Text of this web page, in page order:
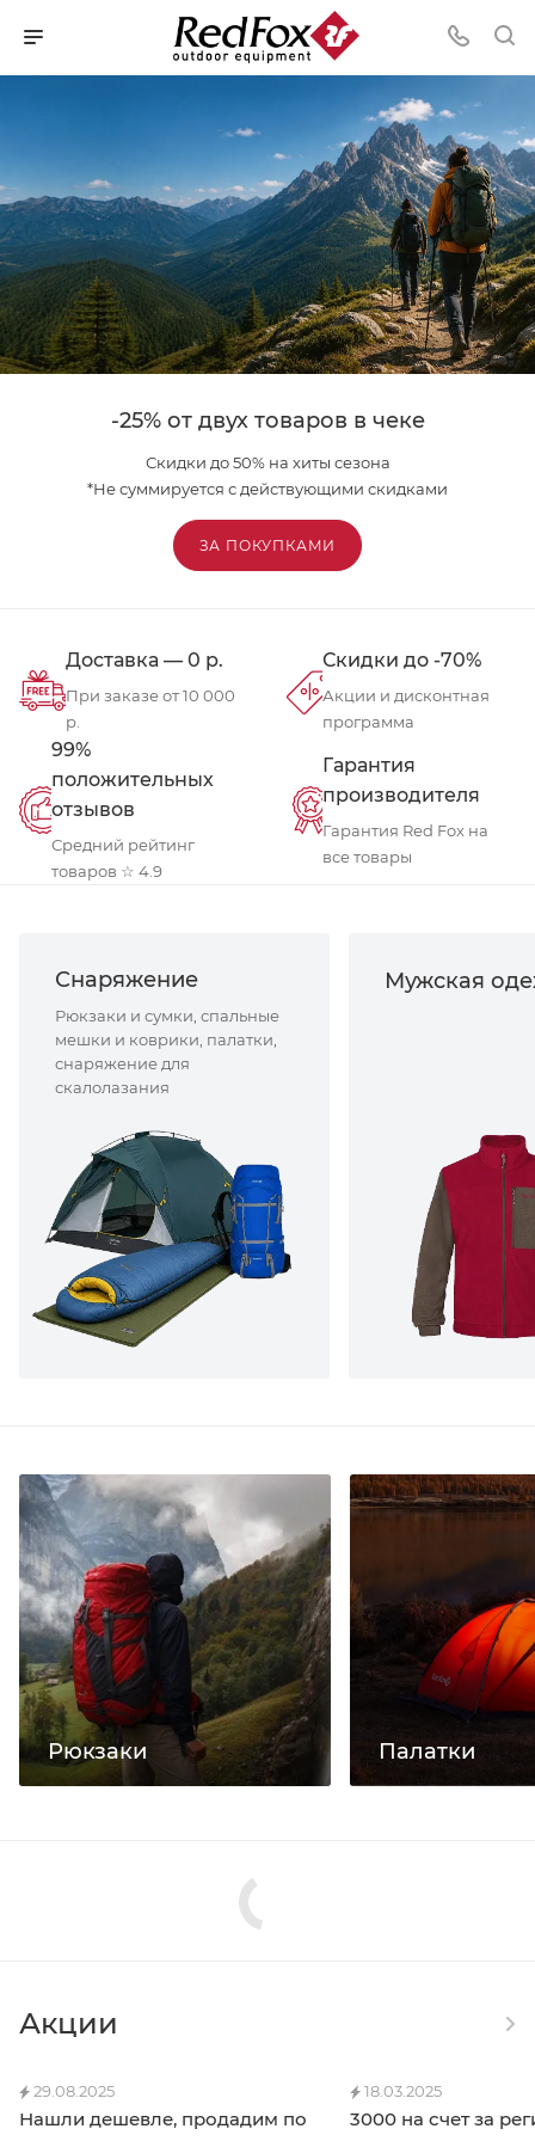
-25% от двух товаров в чеке
Скидки до 50% на хиты сезона
*Не суммируется с действующими скидками
ЗА ПОКУПКАМИ
Доставка — 0 р.
При заказе от 10 000
р.
Скидки до -70%
Акции и дисконтная
программа
99%
положительных
отзывов
Средний рейтинг
товаров ☆ 4.9
Гарантия
производителя
Гарантия Red Fox на
все товары
Снаряжение
Рюкзаки и сумки, спальные
мешки и коврики, палатки,
снаряжение для
скалолазания
Мужская
Рюкзаки Палатки
Акции
29.08.2025
Нашли дешевле, продадим по
18.03.2025
3000 на счет за